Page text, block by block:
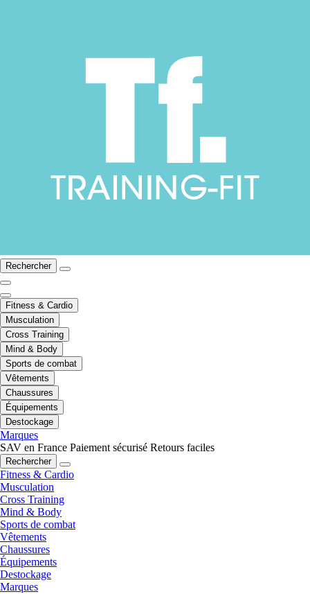
Rechercher
Fitness & Cardio
Musculation
Cross Training
Mind & Body
Sports de combat
Vêtements
Chaussures
Équipements
Destockage
Marques
SAV en France Paiement sécurisé Retours faciles
Rechercher
Fitness & Cardio
Musculation
Cross Training
Mind & Body
Sports de combat
Vêtements
Chaussures
Équipements
Destockage
Marques